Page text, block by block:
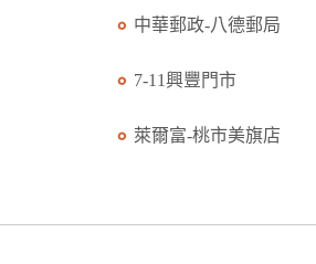
中華郵政-八德郵局
7-11興豐門市
萊爾富-桃市美旗店